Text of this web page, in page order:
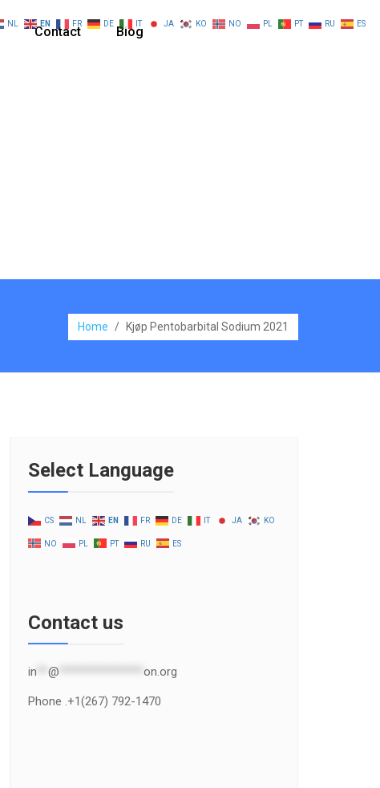
Contact Blog
Home / Kjøp Pentobarbital Sodium 2021
Select Language
CS NL EN FR DE IT JA KO
NO PL PT RU ES
Contact us
in @ on.org
Phone .+1(267) 792-1470
NL EN FR DE IT JA KO NO PL PT RU ES